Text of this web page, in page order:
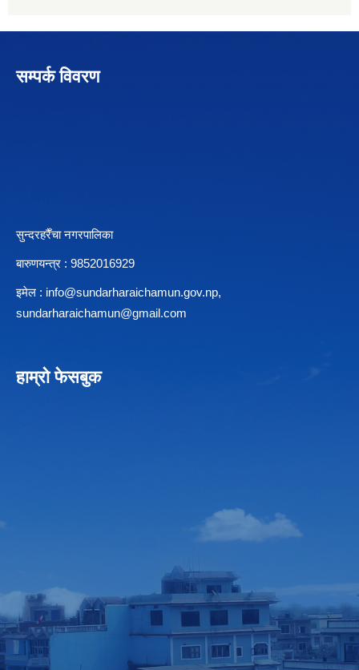
सम्पर्क विवरण
सुन्दरहरैँचा नगरपालिका
बारुणयन्त्र : 9852016929
इमेल : info@sundarharaichamun.gov.np,
sundarharaichamun@gmail.com
हाम्रो फेसबुक